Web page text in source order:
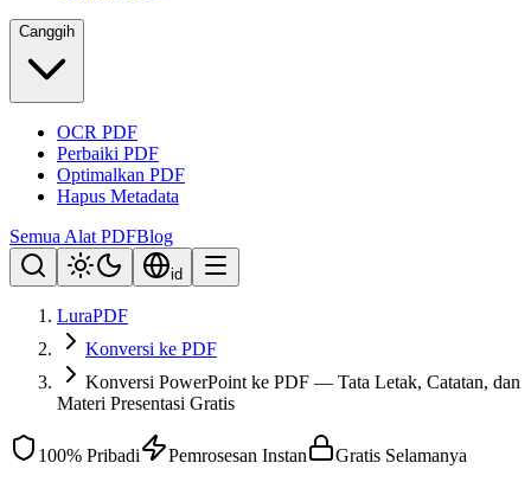
Canggih
OCR PDF
Perbaiki PDF
Optimalkan PDF
Hapus Metadata
Semua Alat PDFBlog
id
LuraPDF
Konversi ke PDF
Konversi PowerPoint ke PDF — Tata Letak, Catatan, dan
Materi Presentasi Gratis
100% Pribadi Pemrosesan Instan Gratis Selamanya